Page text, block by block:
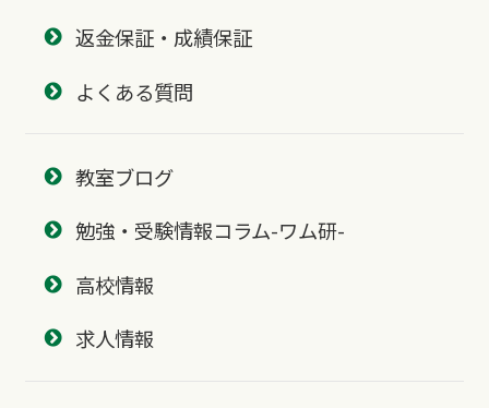
返金保証・成績保証
よくある質問
教室ブログ
勉強・受験情報コラム-ワム研-
高校情報
求人情報